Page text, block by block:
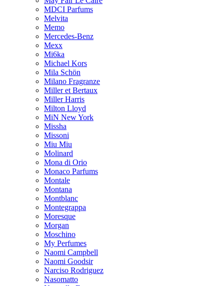
MDCI Parfums
Melvita
Memo
Mercedes-Benz
Mexx
Mi6ka
Michael Kors
Mila Schön
Milano Fragranze
Miller et Bertaux
Miller Harris
Milton Lloyd
MiN New York
Missha
Missoni
Miu Miu
Molinard
Mona di Orio
Monaco Parfums
Montale
Montana
Montblanc
Montegrappa
Moresque
Morgan
Moschino
My Perfumes
Naomi Campbell
Naomi Goodsir
Narciso Rodriguez
Nasomatto